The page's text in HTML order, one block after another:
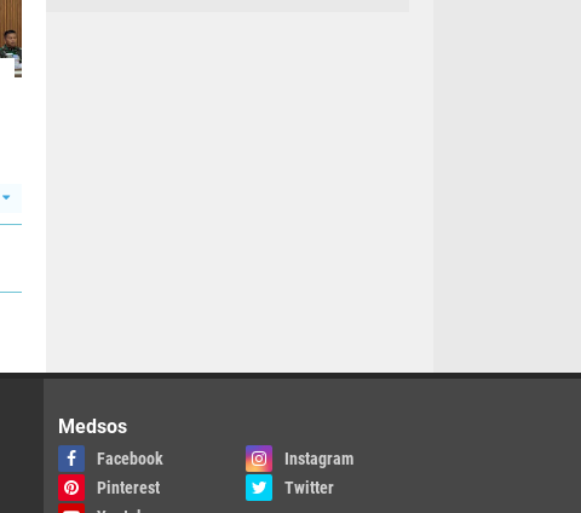
Medsos
Facebook
Instagram
Pinterest
Twitter